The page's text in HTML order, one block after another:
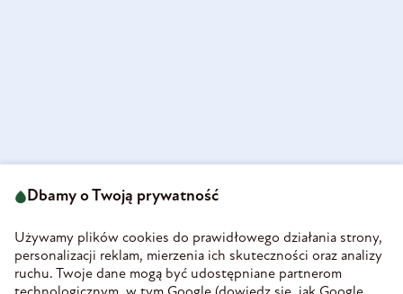
58-160 Świebodzice
REGON 890213034
INFORMACJE
Dbamy o Twoją prywatność
Używamy plików cookies do prawidłowego działania strony,
personalizacji reklam, mierzenia ich skuteczności oraz analizy
ruchu. Twoje dane mogą być udostępniane partnerom